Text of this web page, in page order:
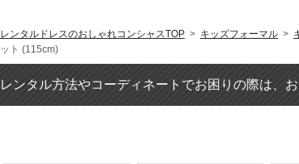
レンタルドレスのおしゃれコンシャスTOP > キッズフォーマル >
ット (115cm)
レンタル方法やコーディネートでお困りの際は、